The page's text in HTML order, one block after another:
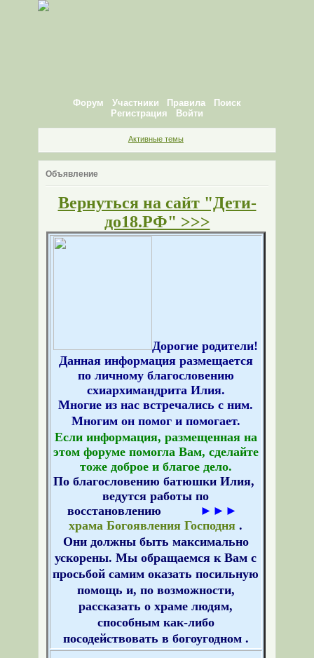
Форум Участники Правила
Поиск
Регистрация
Войти
Активные темы
Объявление
Вернуться на сайт "Дети-
до18.РФ" >>>
Дорогие родители!
Данная информация размещается
по личному благословению
схиархимандрита Илия.
Многие из нас встречались с ним.
Многим он помог и помогает.
Если информация, размещенная на
этом форуме помогла Вам, сделайте
тоже доброе и благое дело.
По благословению батюшки Илия,
ведутся работы по
восстановлению
►►►
храма Богоявления Господня .
Они должны быть максимально
ускорены. Мы обращаемся к Вам с
просьбой самим оказать посильную
помощь и, по возможности,
рассказать о храме людям,
способным как-либо
посодействовать в богоугодном .